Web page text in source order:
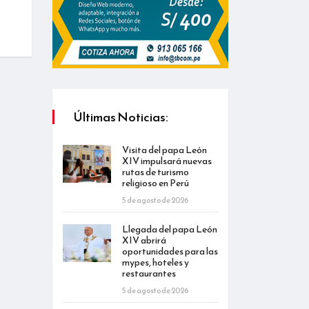
Últimas Noticias:
Visita del papa León
XIV impulsará nuevas
rutas de turismo
religioso en Perú
5 de agosto de 2026
Llegada del papa León
XIV abrirá
oportunidades para las
mypes, hoteles y
restaurantes
5 de agosto de 2026